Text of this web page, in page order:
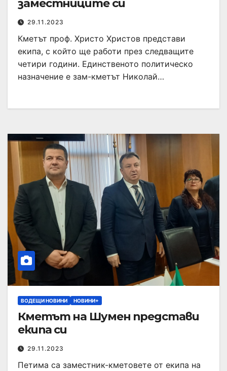
заместниците си
29.11.2023
Кметът проф. Христо Христов представи
екипа, с който ще работи през следващите
четири години. Единственото политическо
назначение е зам-кметът Николай…
ВОДЕЩИ НОВИНИ НОВИНИ+
Кметът на Шумен представи
екипа си
29.11.2023
Петима са заместник-кметовете от екипа на